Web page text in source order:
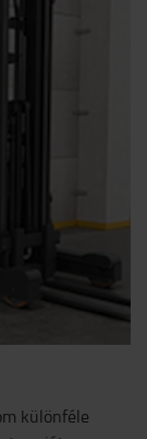
különféle